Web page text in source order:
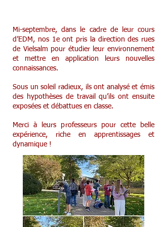
Mi-septembre, dans le cadre de leur cours
d’EDM, nos 1e ont pris la direction des rues
de Vielsalm pour étudier leur environnement
et mettre en application leurs nouvelles
connaissances.
Sous un soleil radieux, ils ont analysé et émis
des hypothèses de travail qu’ils ont ensuite
exposées et débattues en classe.
Merci à leurs professeurs pour cette belle
expérience, riche en apprentissages et
dynamique !